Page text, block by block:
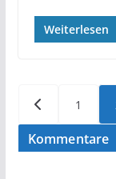
Weiterlesen
der
1
Kommentare